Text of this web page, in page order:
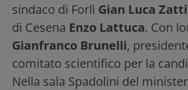
sindaco di Forlì Gian Luca
di Cesena Enzo Lattuca. Con
Gianfranco Brunelli,
comitato scientifico per la
Nella sala Spadolini del